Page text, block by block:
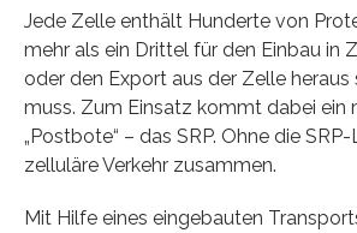
Jede Zelle enthält Hunderte von
mehr als ein Drittel für den Einbau in
oder den Export aus der Zelle
muss. Zum Einsatz kommt dabei ein
„Postbote“ – das SRP. Ohne die
zelluläre Verkehr zusammen.
Mit Hilfe eines eingebauten